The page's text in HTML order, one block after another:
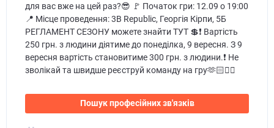
для вас вже на цей раз?😎 🚩 Початок гри: 12.09 о 19:00
📍 Місце проведення: 3B Republic, Георгія Кірпи, 5Б
РЕГЛАМЕНТ СЕЗОНУ можете знайти ТУТ 💲❗️ Вартість
250 грн. з людини діятиме до понеділка, 9 вересня. З 9
вересня вартість становитиме 300 грн. з людини.❗️ Не
зволікай та швидше реєструй команду на гру🫶🏻👇🏻
Пошук професійних зв'язків